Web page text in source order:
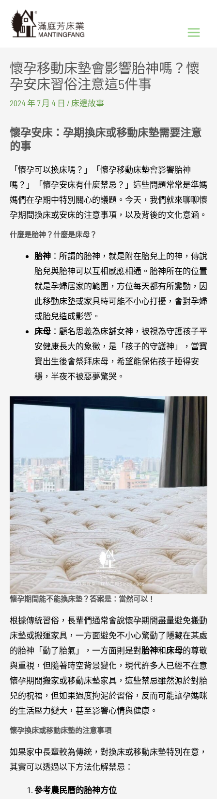
Menu
懷孕移動床墊會影響胎神嗎？懷
孕安床習俗注意這5件事
2024 年 7 月 4 日 / 床邊故事
懷孕安床：孕期換床或移動床墊需要注意
的事
「懷孕可以換床嗎？」「懷孕移動床墊會影響胎神
嗎？」「懷孕安床有什麼禁忌？」這些問題常常是準媽
媽們在孕期中特別關心的議題。今天，我們就來聊聊懷
孕期間換床或安床的注意事項，以及背後的文化意涵。
什麼是胎神？什麼是床母？
胎神 ：所謂的胎神，就是附在胎兒上的神，傳說
胎兒與胎神可以互相感應相通。胎神所在的位置
就是孕婦居家的範圍，方位每天都有所變動，因
此移動床墊或家具時可能不小心打擾，會對孕婦
或胎兒造成影響。
床母 ：顧名思義為床舖女神，被視為守護孩子平
安健康長大的象徵，是「孩子的守護神」，當寶
寶出生後會祭拜床母，希望能保佑孩子睡得安
穩，半夜不被惡夢驚哭。
懷孕期間能不能換床墊？答案是：當然可以！
根據傳統習俗，長輩們通常會說懷孕期間盡量避免搬動
床墊或搬運家具，一方面避免不小心驚動了隱藏在某處
的胎神「動了胎氣」，一方面則是對胎神和床母的尊敬
與重視，但隨著時空背景變化，現代許多人已經不在意
懷孕期間搬家或移動床墊家具，這些禁忌雖然源於對胎
兒的祝福，但如果過度拘泥於習俗，反而可能讓孕媽咪
的生活壓力變大，甚至影響心情與健康。
懷孕換床或移動床墊的注意事項
如果家中長輩較為傳統，對換床或移動床墊特別在意，
其實可以透過以下方法化解禁忌：
參考農民曆的胎神方位